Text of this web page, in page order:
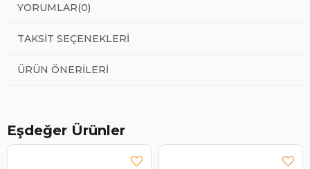
YORUMLAR(0)
TAKSIT SEÇENEKLERI
ÜRÜN ÖNERILERI
Eşdeğer Ürünler